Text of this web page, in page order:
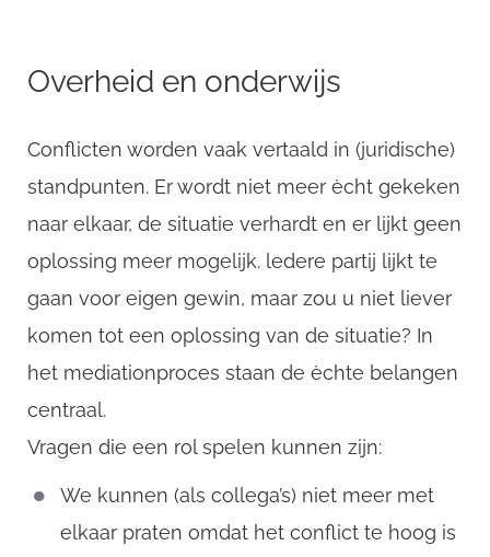
Overheid en onderwijs
Conflicten worden vaak vertaald in (juridische)
standpunten. Er wordt niet meer ècht gekeken
naar elkaar, de situatie verhardt en er lijkt geen
oplossing meer mogelijk. ledere partij lijkt te
gaan voor eigen gewin, maar zou u niet liever
komen tot een oplossing van de situatie? In
het mediationproces staan de èchte belangen
centraal.
Vragen die een rol spelen kunnen zijn:
We kunnen (als collega’s) niet meer met
elkaar praten omdat het conflict te hoog is